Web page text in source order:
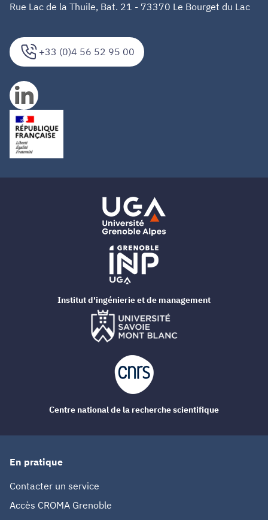
+33 (0)4 56 52 95 00
Rue Lac de la Thuile, Bat. 21 - 73370 Le Bourget du Lac
En pratique
Contacter un service
Accès CROMA Grenoble
Institut d'ingénierie et de management
Centre national de la recherche scientifique